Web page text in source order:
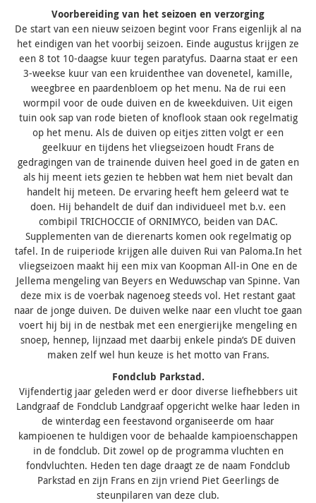
Voorbereiding van het seizoen en verzorging
De start van een nieuw seizoen begint voor Frans eigenlijk al na
het eindigen van het voorbij seizoen. Einde augustus krijgen ze
een 8 tot 10-daagse kuur tegen paratyfus. Daarna staat er een
3-weekse kuur van een kruidenthee van dovenetel, kamille,
weegbree en paardenbloem op het menu. Na de rui een
wormpil voor de oude duiven en de kweekduiven. Uit eigen
tuin ook sap van rode bieten of knoflook staan ook regelmatig
op het menu. Als de duiven op eitjes zitten volgt er een
geelkuur en tijdens het vliegseizoen houdt Frans de
gedragingen van de trainende duiven heel goed in de gaten en
als hij meent iets gezien te hebben wat hem niet bevalt dan
handelt hij meteen. De ervaring heeft hem geleerd wat te
doen. Hij behandelt de duif dan individueel met b.v. een
combipil TRICHOCCIE of ORNIMYCO, beiden van DAC.
Supplementen van de dierenarts komen ook regelmatig op
tafel. In de ruiperiode krijgen alle duiven Rui van Paloma.In het
vliegseizoen maakt hij een mix van Koopman All-in One en de
Jellema mengeling van Beyers en Weduwschap van Spinne. Van
deze mix is de voerbak nagenoeg steeds vol. Het restant gaat
naar de jonge duiven. De duiven welke naar een vlucht toe gaan
voert hij bij in de nestbak met een energierijke mengeling en
snoep, hennep, lijnzaad met daarbij enkele pinda‘s DE duiven
maken zelf wel hun keuze is het motto van Frans.
Fondclub Parkstad.
Vijfendertig jaar geleden werd er door diverse liefhebbers uit
Landgraaf de Fondclub Landgraaf opgericht welke haar leden in
de winterdag een feestavond organiseerde om haar
kampioenen te huldigen voor de behaalde kampioenschappen
in de fondclub. Dit zowel op de programma vluchten en
fondvluchten. Heden ten dage draagt ze de naam Fondclub
Parkstad en zijn Frans en zijn vriend Piet Geerlings de
steunpilaren van deze club.